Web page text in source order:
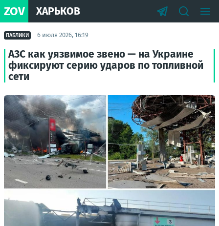
ZOV ХАРЬКОВ
ПАБЛИКИ 6 июля 2026, 16:19
АЗС как уязвимое звено — на Украине
фиксируют серию ударов по топливной
сети